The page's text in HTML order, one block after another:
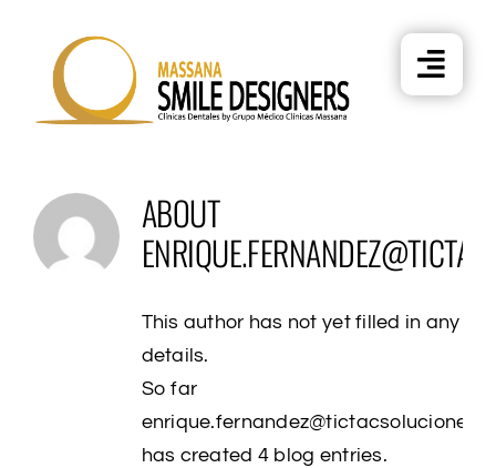
content
ABOUT
This author has not yet filled in any
details.
So far
has created 4 blog entries.